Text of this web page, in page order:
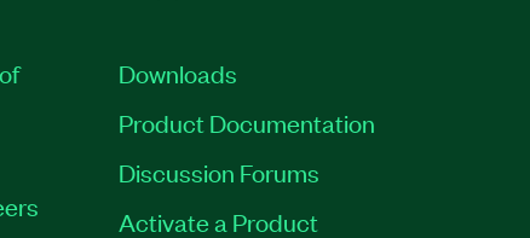
Downloads
Product Documentation
Discussion Forums
Activate a Product